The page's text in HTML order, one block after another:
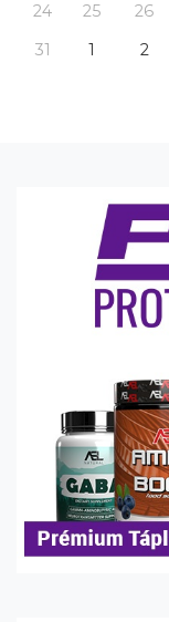
24
25 26
31
1 2